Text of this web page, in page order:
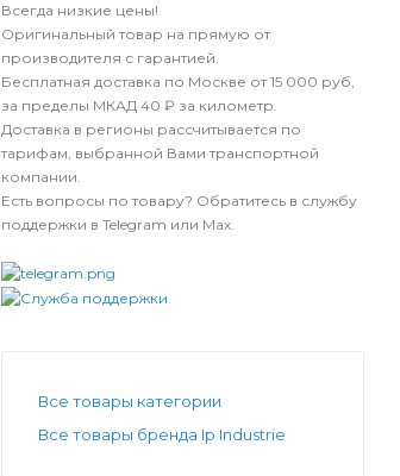
Всегда низкие цены!
Оригинальный товар на прямую от
производителя с гарантией.
Бесплатная доставка по Москве от 15 000 руб,
за пределы МКАД 40 ₽ за километр.
Доставка в регионы рассчитывается по
тарифам, выбранной Вами транспортной
компании.
Есть вопросы по товару? Обратитесь в службу
поддержки в Telegram или Max.
Все товары категории
Все товары бренда Ip Industrie